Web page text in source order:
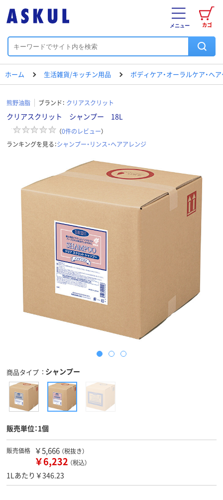
カゴ
メニュー
ホーム 生活雑貨/キッチン用品 ボディケア・オーラルケア・ヘ
熊野油脂 ブランド： クリアスクリット
クリアスクリット シャンプー 18L
（0件のレビュー）
ランキングを見る：シャンプー・リンス・ヘアアレンジ
商品タイプ シャンプー
販売単位：1個
販売価格 ￥5,666 （税抜き）
￥6,232 （税込）
1Lあたり￥346.23